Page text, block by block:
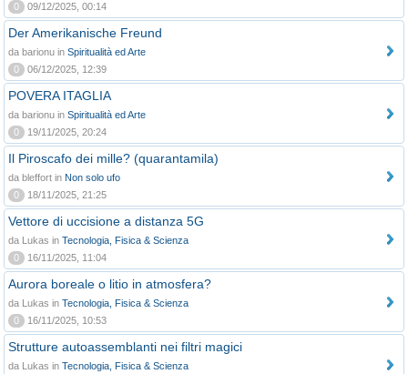
0
09/12/2025, 00:14
Der Amerikanische Freund
da barionu in Spiritualità ed Arte
0
06/12/2025, 12:39
POVERA ITAGLIA
da barionu in Spiritualità ed Arte
0
19/11/2025, 20:24
Il Piroscafo dei mille? (quarantamila)
da bleffort in Non solo ufo
0
18/11/2025, 21:25
Vettore di uccisione a distanza 5G
da Lukas in Tecnologia, Fisica & Scienza
0
16/11/2025, 11:04
Aurora boreale o litio in atmosfera?
da Lukas in Tecnologia, Fisica & Scienza
0
16/11/2025, 10:53
Strutture autoassemblanti nei filtri magici
da Lukas in Tecnologia, Fisica & Scienza